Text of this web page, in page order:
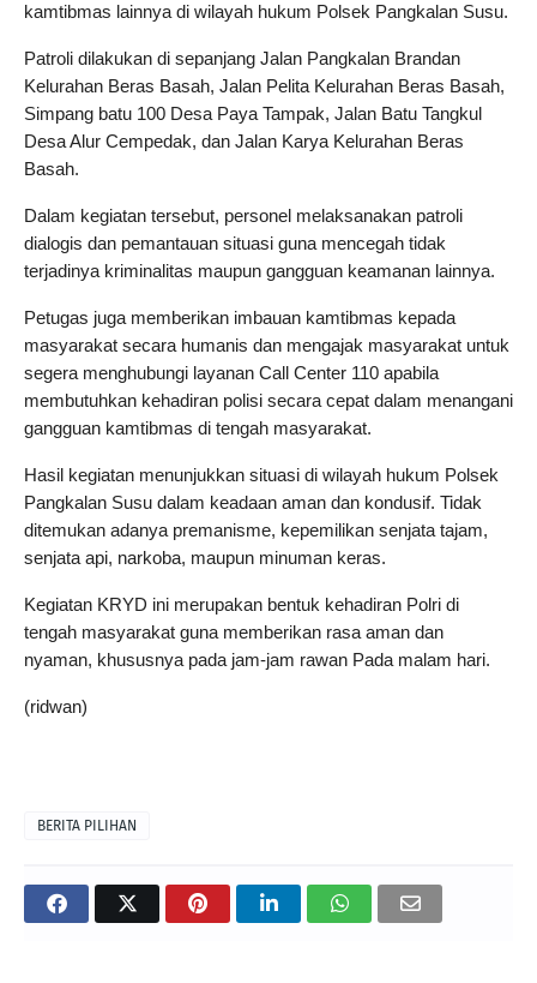
kamtibmas lainnya di wilayah hukum Polsek Pangkalan Susu.
Patroli dilakukan di sepanjang Jalan Pangkalan Brandan
Kelurahan Beras Basah, Jalan Pelita Kelurahan Beras Basah,
Simpang batu 100 Desa Paya Tampak, Jalan Batu Tangkul
Desa Alur Cempedak, dan Jalan Karya Kelurahan Beras
Basah.
Dalam kegiatan tersebut, personel melaksanakan patroli
dialogis dan pemantauan situasi guna mencegah tidak
terjadinya kriminalitas maupun gangguan keamanan lainnya.
Petugas juga memberikan imbauan kamtibmas kepada
masyarakat secara humanis dan mengajak masyarakat untuk
segera menghubungi layanan Call Center 110 apabila
membutuhkan kehadiran polisi secara cepat dalam menangani
gangguan kamtibmas di tengah masyarakat.
Hasil kegiatan menunjukkan situasi di wilayah hukum Polsek
Pangkalan Susu dalam keadaan aman dan kondusif. Tidak
ditemukan adanya premanisme, kepemilikan senjata tajam,
senjata api, narkoba, maupun minuman keras.
Kegiatan KRYD ini merupakan bentuk kehadiran Polri di
tengah masyarakat guna memberikan rasa aman dan
nyaman, khususnya pada jam-jam rawan Pada malam hari.
(ridwan)
BERITA PILIHAN